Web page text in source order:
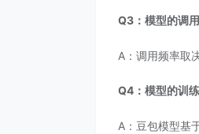
Q3：模型的调
A：调用频率取
Q4：模型的训
A：豆包模型基